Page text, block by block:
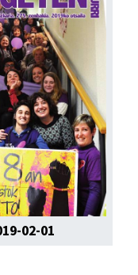
02-01